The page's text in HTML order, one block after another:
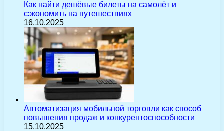
Как найти дешёвые билеты на самолёт и
сэкономить на путешествиях
16.10.2025
Автоматизация мобильной торговли как способ
повышения продаж и конкурентоспособности
15.10.2025